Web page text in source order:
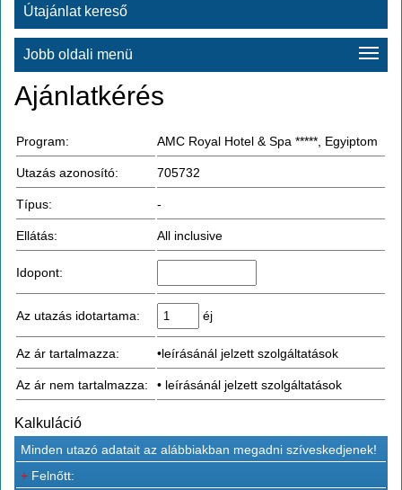
Útajánlat kereső
Jobb oldali menü
Ajánlatkérés
Program: AMC Royal Hotel & Spa *****, Egyiptom
Utazás azonosító: 705732
Típus: -
Ellátás: All inclusive
Idopont:
Az utazás idotartama: éj
Az ár tartalmazza: •leírásánál jelzett szolgáltatások
Az ár nem tartalmazza: • leírásánál jelzett szolgáltatások
Kalkuláció
Minden utazó adatait az alábbiakban megadni szíveskedjenek!
+ Felnőtt: